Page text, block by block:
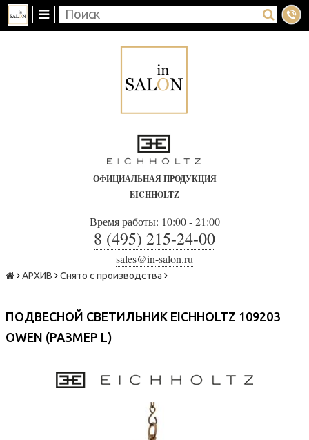
ОФИЦИАЛЬНАЯ ПРОДУКЦИЯ
EICHHOLTZ
Время работы: 10:00 - 21:00
8 (495) 215-24-00
sales@in-salon.ru
АРХИВ Снято с производства
ПОДВЕСНОЙ СВЕТИЛЬНИК EICHHOLTZ 109203
OWEN (РАЗМЕР L)